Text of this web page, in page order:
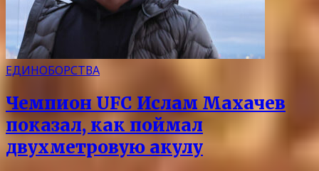
ЕДИНОБОРСТВА
Чемпион UFC Ислам Махачев
показал, как поймал
двухметровую акулу